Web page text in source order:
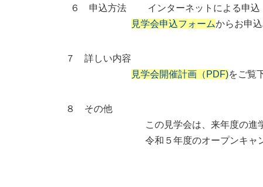
６ 申込方法 インターネットによる
見学会申込フォームからお申
７ 詳しい内容
見学会開催計画（PDF)をご覧
８ その他
この見学会は、来年度の進学先を検討
令和５年度のオープンキャンパスは、